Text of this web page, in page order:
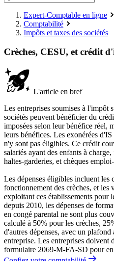
Expert-Comptable en ligne
Comptabilité
Impôts et taxes des sociétés
Crèches, CESU, et crédit
L'article en bref
Les entreprises soumises à l'impôt
sociétés peuvent bénéficier du
imposées selon leur bénéfice réel,
leurs bénéfices. Les exonérées
n'y sont pas éligibles. Ce crédit
salariés ayant des enfants à
haltes-garderies, et chèques
Les dépenses éligibles incluent les
fonctionnement des crèches, et les
exploitant ces établissements pour
depuis 2010, les dépenses de
en congé parental ne sont plus
calculé à 50% pour les crèches,
d'autres dépenses, avec un
entreprise. Les entreprises doivent
formulaire 2069-M-FA-SD pour